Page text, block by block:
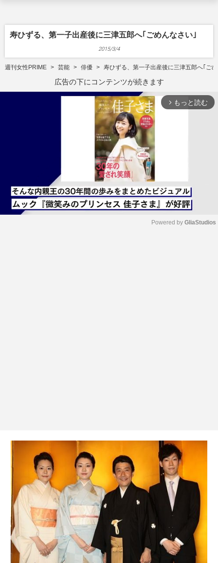
寿ひずる、第一子出産後に三津五郎へ｢ごめんなさい｣
2015/3/4
週刊女性PRIME 芸能 俳優 寿ひずる、第一子出産後に三津五郎へ｢ご
広告の下にコンテンツが続きます
arrow_forward_ios もっと読む
Powered by GliaStudios